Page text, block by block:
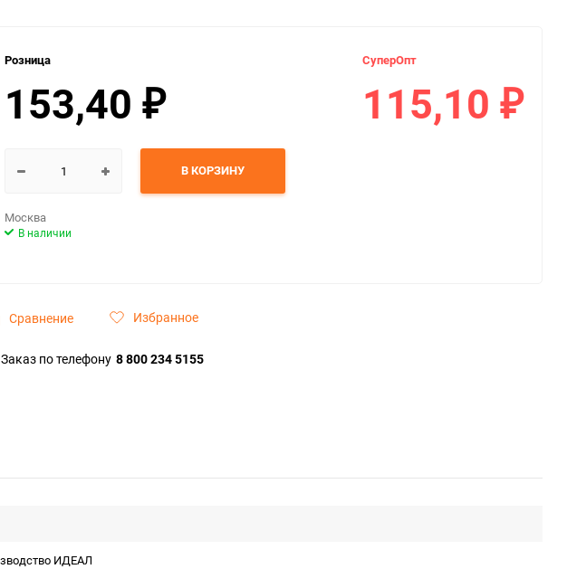
Розница
153,40 ₽
СуперОпт
115,10 ₽
В КОРЗИНУ
Москва
В наличии
Сравнение Избранное
Заказ по телефону 8 800 234 5155
ИДЕАЛ